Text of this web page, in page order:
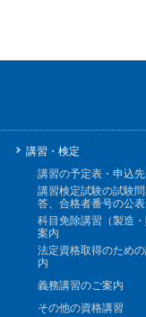
講習・検定
講習の予定表・申込先
講習検定試験の試験
答、合格者番号の公表
科目免除講習（製造
案内
法定資格取得のため
内
義務講習のご案内
その他の資格講習